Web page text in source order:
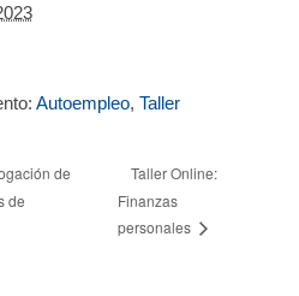
Autoempleo, Taller
de
de
Taller Online:
Finanzas
personales